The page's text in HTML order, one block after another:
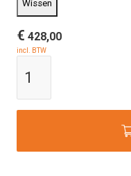
Wissen
€ 428,00
incl. BTW
|
Terreno